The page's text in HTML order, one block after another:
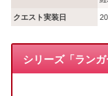
クエスト実装日
シリーズ「ランガ